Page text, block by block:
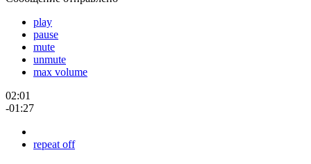
play
pause
mute
unmute
max volume
02:01
-01:27
repeat off